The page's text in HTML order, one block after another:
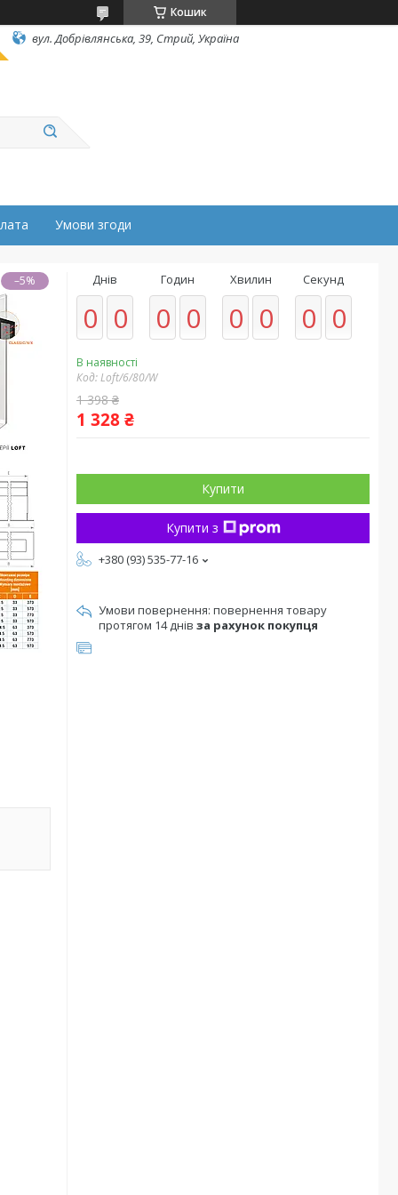
Кошик
вул. Добрівлянська, 39, Стрий, Україна
Умови згоди
–5% Днів
0 0
Годин
0 0
Хвилин
0 0
Секунд
0 0
В наявності
Код:Lоft/6/80/W
1 398 ₴
1 328 ₴
Купити
Купити з
+380 (93) 535-77-16
повернення товару
протягом 14 днів за рахунок покупця